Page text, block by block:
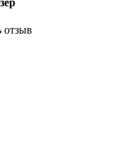
отзыв